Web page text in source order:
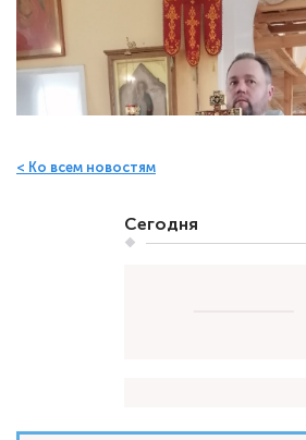
< Ко всем новостям
Сегодня